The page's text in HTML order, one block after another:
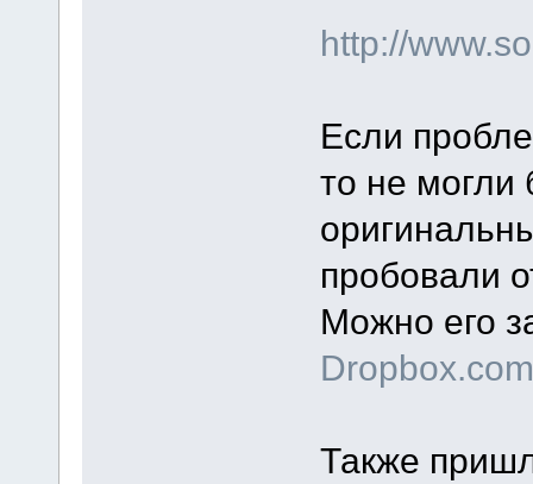
http://
Если
то не
пробовали
Можно его
Dropbox.com
Также